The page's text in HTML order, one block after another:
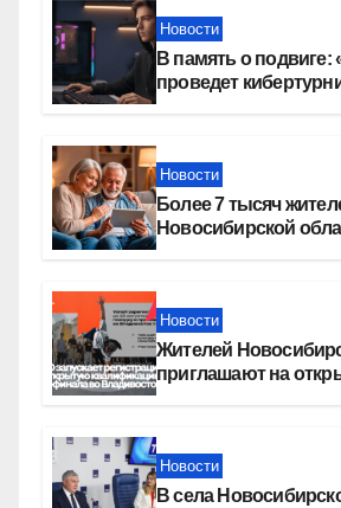
Новости
В память о подвиге:
проведет
Новости
Более 7 тысяч
Новосибирской
Новости
Жителей
приглашают на
Новости
В села